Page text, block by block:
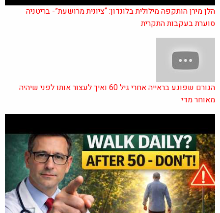
הלן מירן הותקפה מילולית בלונדון: “ציונית מרושעת”- בריטניה
סוערת בעקבות התקרית
הגורם שפוגע בראייה אחרי גיל 60 ואיך לעצור אותו לפני שיהיה
מאוחר מדי